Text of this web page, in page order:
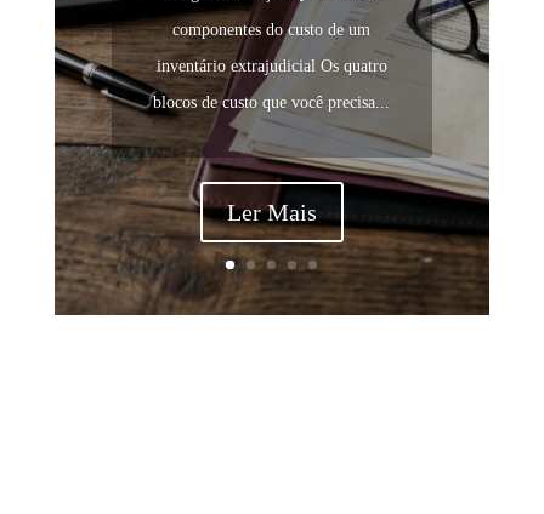
componentes do custo de um
inventário extrajudicial Os quatro
blocos de custo que você precisa...
Ler Mais